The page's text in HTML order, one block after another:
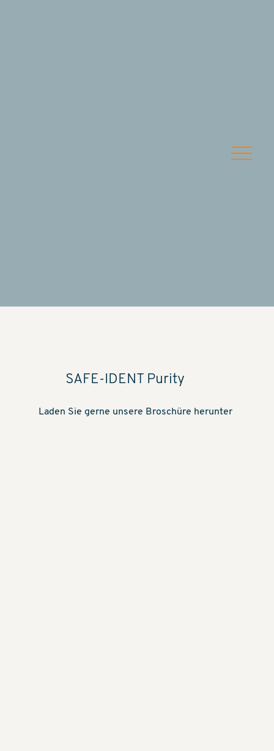
Laden Sie gerne unsere Broschüre herunter
SAFE-IDENT Purity